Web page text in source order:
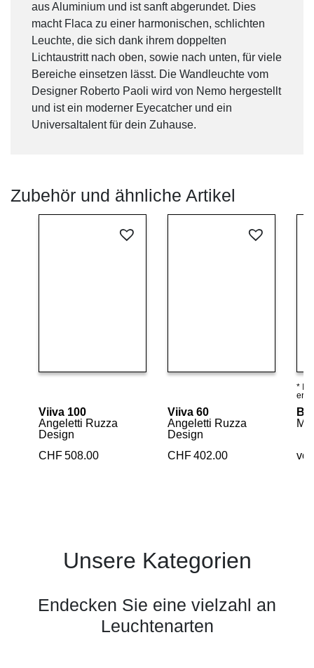
aus Aluminium und ist sanft abgerundet. Dies
macht Flaca zu einer harmonischen, schlichten
Leuchte, die sich dank ihrem doppelten
Lichtaustritt nach oben, sowie nach unten, für viele
Bereiche einsetzen lässt. Die Wandleuchte vom
Designer Roberto Paoli wird von Nemo hergestellt
und ist ein moderner Eyecatcher und ein
Universaltalent für dein Zuhause.
Zubehör und ähnliche Artikel
Viiva 100
Angeletti Ruzza
Design
CHF508.00
Viiva 60
Angeletti Ruzza
Design
CHF402.00
* In
Unsere Kategorien
Endecken Sie eine vielzahl an
Leuchtenarten